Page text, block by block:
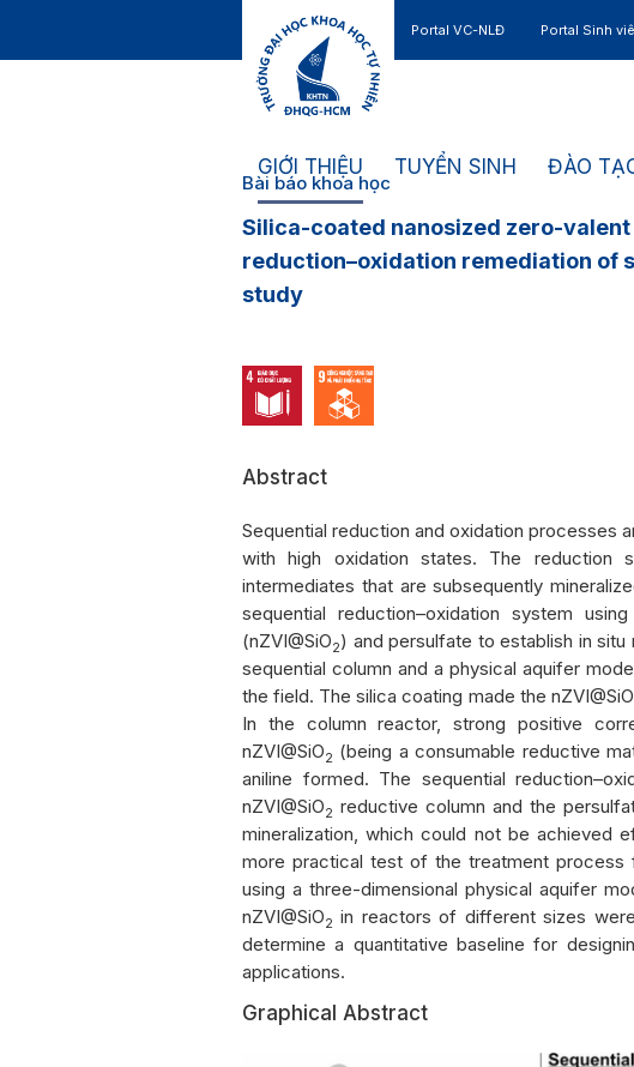
Portal VC-NLĐ Portal Sinh
GIỚI THIỆU TUYỂN SINH ĐÀO
Bài báo khoa học
Silica-coated nanosized zero-
reduction–oxidation remediation of
study
Abstract
Sequential reduction and oxidation processes
with high oxidation states. The reduction
intermediates that are subsequently
sequential reduction–oxidation system
(nZVI@SiO2) and persulfate to establish in
sequential column and a physical aquifer
the field. The silica coating made the nZVI@SiO
In the column reactor, strong positive
nZVI@SiO2 (being a consumable reductive
aniline formed. The sequential
nZVI@SiO2 reductive column and the
mineralization, which could not be achieved
more practical test of the treatment
using a three-dimensional physical aquifer
nZVI@SiO2 in reactors of different sizes
determine a quantitative baseline for
applications.
Graphical Abstract